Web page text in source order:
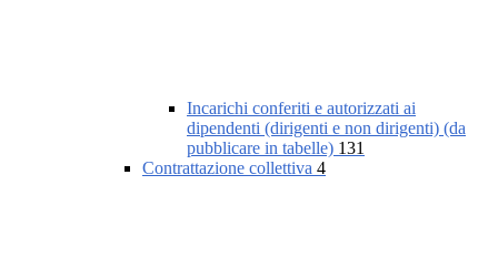
Incarichi conferiti e autorizzati ai
dipendenti (dirigenti e non dirigenti) (da
pubblicare in tabelle) 131
Contrattazione collettiva 4